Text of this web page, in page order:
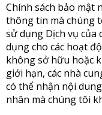
Chính sách bảo mật
thông tin mà chúng
sử dụng Dịch vụ của
dụng cho các hoạt
không sở hữu hoặc
giới hạn, các nhà
có thể nhận nội
nhân mà chúng tôi